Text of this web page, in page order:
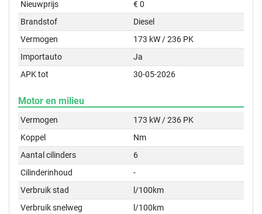
Nieuwprijs
€ 0
Brandstof
Diesel
Vermogen
173 kW / 236 PK
Importauto
Ja
APK tot
30-05-2026
Motor en milieu
Vermogen
173 kW / 236 PK
Koppel
Nm
Aantal cilinders
6
Cilinderinhoud
-
Verbruik stad
l/100km
Verbruik snelweg
l/100km